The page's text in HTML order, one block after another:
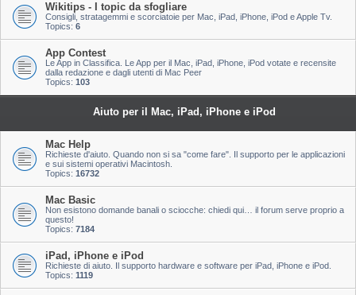
Wikitips - I topic da sfogliare
Consigli, stratagemmi e scorciatoie per Mac, iPad, iPhone, iPod e Apple Tv.
Topics: 6
App Contest
Le App in Classifica. Le App per il Mac, iPad, iPhone, iPod votate e recensite
dalla redazione e dagli utenti di Mac Peer
Topics: 103
Aiuto per il Mac, iPad, iPhone e iPod
Mac Help
Richieste d'aiuto. Quando non si sa "come fare". Il supporto per le applicazioni
e sui sistemi operativi Macintosh.
Topics: 16732
Mac Basic
Non esistono domande banali o sciocche: chiedi qui… il forum serve proprio a
questo!
Topics: 7184
iPad, iPhone e iPod
Richieste di aiuto. Il supporto hardware e software per iPad, iPhone e iPod.
Topics: 1119